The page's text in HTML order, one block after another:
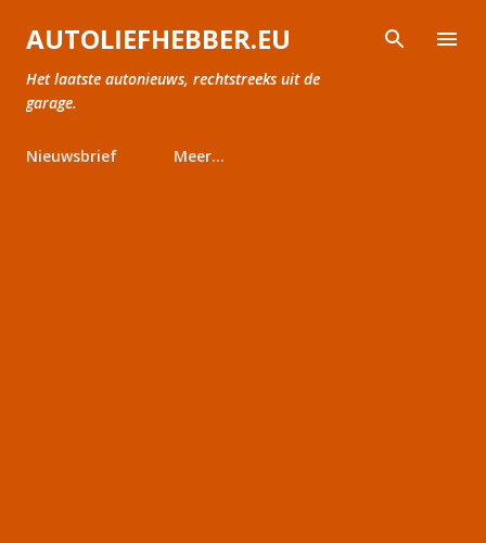
Doorgaan naar hoofdcontent
AUTOLIEFHEBBER.EU
Het laatste autonieuws, rechtstreeks uit de
garage.
Nieuwsbrief Meer…